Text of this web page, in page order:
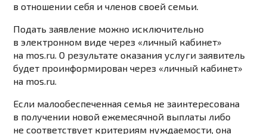
в отношении себя и членов своей семьи.
Подать заявление можно исключительно
в электронном виде через «личный кабинет»
на mos.ru. О результате оказания услуги заявитель
будет проинформирован через «личный кабинет»
на mos.ru.
Если малообеспеченная семья не заинтересована
в получении новой ежемесячной выплаты либо
не соответствует критериям нуждаемости, она